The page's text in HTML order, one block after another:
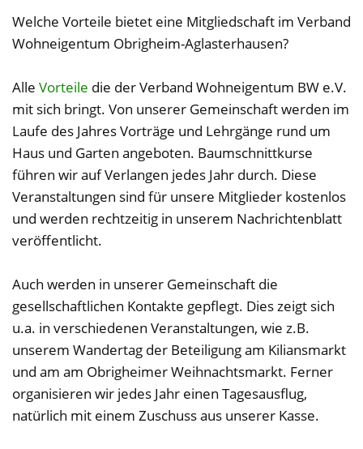
Welche Vorteile bietet eine Mitgliedschaft im Verband
Wohneigentum Obrigheim-Aglasterhausen?
Alle Vorteile die der Verband Wohneigentum BW e.V.
mit sich bringt. Von unserer Gemeinschaft werden im
Laufe des Jahres Vorträge und Lehrgänge rund um
Haus und Garten angeboten. Baumschnittkurse
führen wir auf Verlangen jedes Jahr durch. Diese
Veranstaltungen sind für unsere Mitglieder kostenlos
und werden rechtzeitig in unserem Nachrichtenblatt
veröffentlicht.
Auch werden in unserer Gemeinschaft die
gesellschaftlichen Kontakte gepflegt. Dies zeigt sich
u.a. in verschiedenen Veranstaltungen, wie z.B.
unserem Wandertag der Beteiligung am Kiliansmarkt
und am am Obrigheimer Weihnachtsmarkt. Ferner
organisieren wir jedes Jahr einen Tagesausflug,
natürlich mit einem Zuschuss aus unserer Kasse.